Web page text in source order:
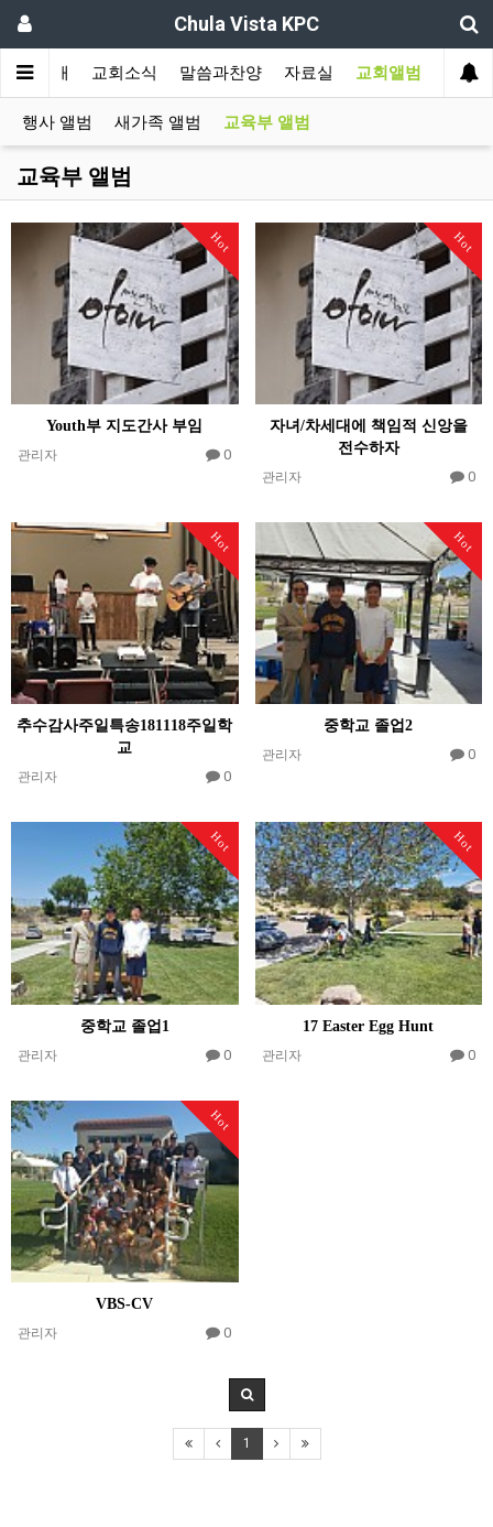
Chula Vista KPC
교회소개 교회소식 말씀과찬양 자료실 교회앨범
행사 앨범 새가족 앨범 교육부 앨범
교육부 앨범
Hot
Youth부 지도간사 부임
관리자 0
Hot
자녀/차세대에 책임적 신앙을
전수하자
관리자 0
Hot
추수감사주일특송181118주일학
교
관리자 0
Hot
중학교 졸업2
관리자 0
Hot
중학교 졸업1
관리자 0
Hot
17 Easter Egg Hunt
관리자 0
Hot
VBS-CV
관리자 0
1